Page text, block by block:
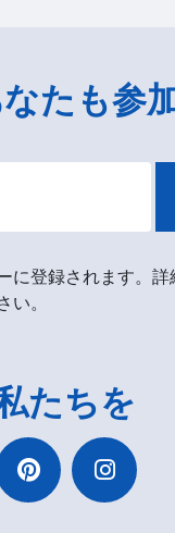
たも参
に登録されます。
い。
たちを